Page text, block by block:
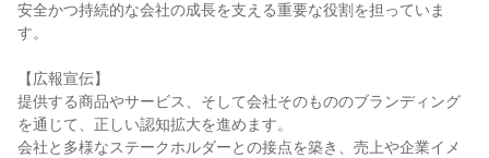
安全かつ持続的な会社の成長を支える重要な役割を担っていま
す。
【広報宣伝】
提供する商品やサービス、そして会社そのもののブランディング
を通じて、正しい認知拡大を進めます。
会社と多様なステークホルダーとの接点を築き、売上や企業イメ